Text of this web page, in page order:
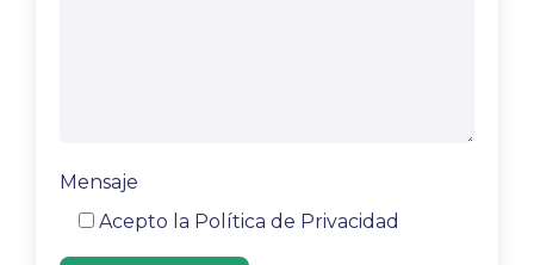
Mensaje
Acepto la Política de Privacidad